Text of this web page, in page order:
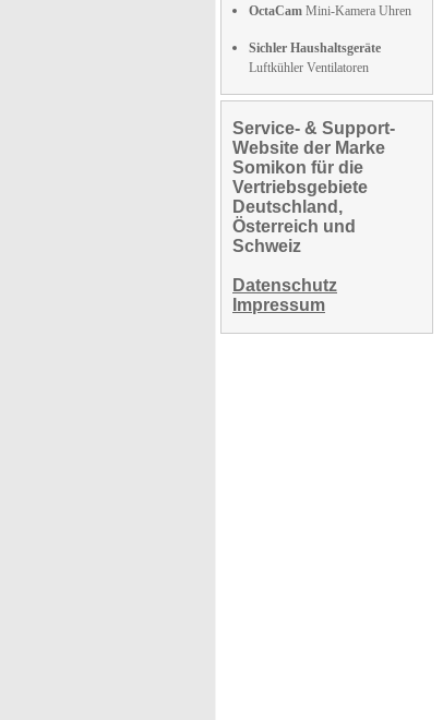
OctaCam Mini-Kamera Uhren
Sichler Haushaltsgeräte
Luftkühler Ventilatoren
Service- & Support-
Website der Marke
Somikon für die
Vertriebsgebiete
Deutschland,
Österreich und
Schweiz
Datenschutz
Impressum